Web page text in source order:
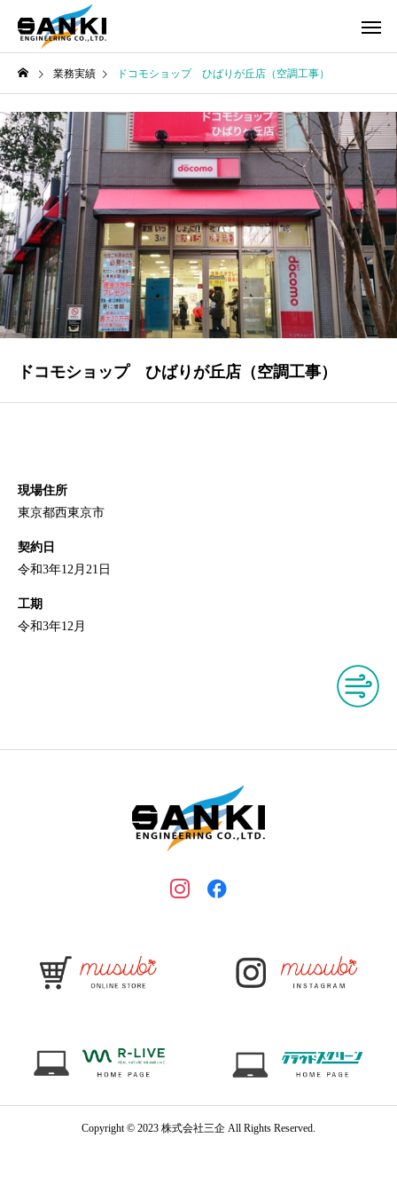
業務実績 ドコモショップ ひばりが丘店（空調工事）
ドコモショップ ひばりが丘店（空調工事）
現場住所
東京都西東京市
契約日
令和3年12月21日
工期
令和3年12月
Copyright © 2023 株式会社三企 All Rights Reserved.